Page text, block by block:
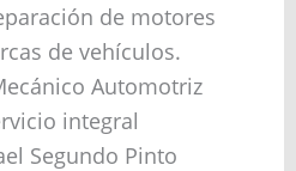
de motores
de vehículos.
Automotriz
integral
Segundo Pinto